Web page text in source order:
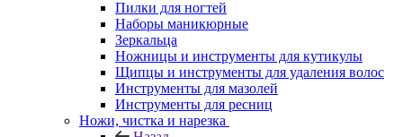
Пилки для ногтей
Наборы маникюрные
Зеркальца
Ножницы и инструменты для кутикулы
Щипцы и инструменты для удаления волос
Инструменты для мазолей
Инструменты для ресниц
Ножи, чистка и нарезка